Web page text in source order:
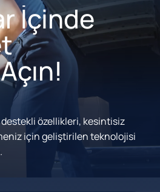
İçinde
destekli özellikleri, kesintisiz
için geliştirilen teknolojisi